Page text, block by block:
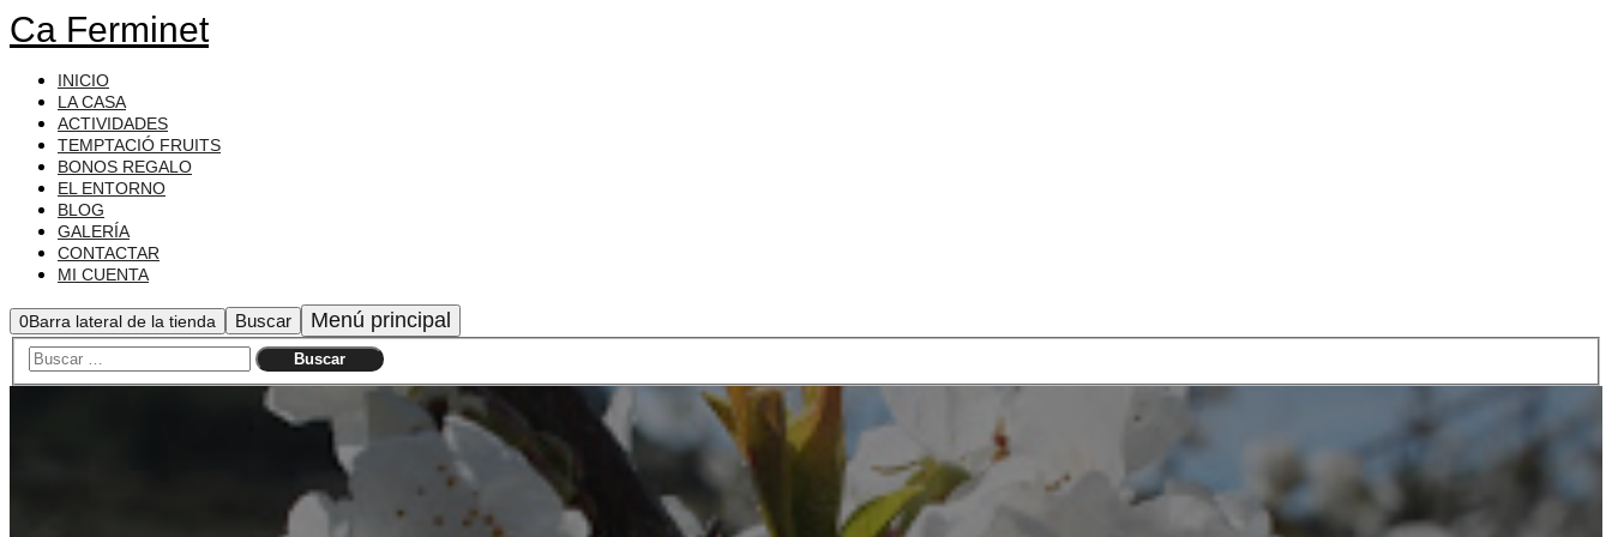
Ca Ferminet
INICIO
LA CASA
ACTIVIDADES
TEMPTACIÓ FRUITS
BONOS REGALO
EL ENTORNO
BLOG
GALERÍA
CONTACTAR
MI CUENTA
0Barra lateral de la tienda Buscar Menú principal